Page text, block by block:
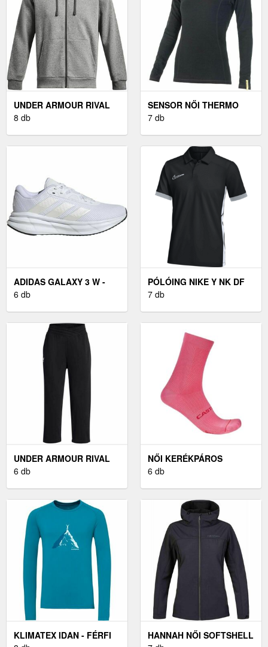
UNDER ARMOUR RIVAL
FÉRFI PULÓVER,
8 db
SENSOR NŐI THERMO
FELSŐ NŐI THERMO
7 db
ADIDAS GALAXY 3 W -
NŐI FUTÓCIPŐ
6 db
PÓLÓING NIKE Y NK DF
ACD25 SS POLO
7 db
UNDER ARMOUR RIVAL
NŐI MELEGÍTŐNADRÁG,
6 db
NŐI KERÉKPÁROS
ZOKNIK CASTELLI
6 db
KLIMATEX IDAN - FÉRFI
HANNAH NŐI SOFTSHELL